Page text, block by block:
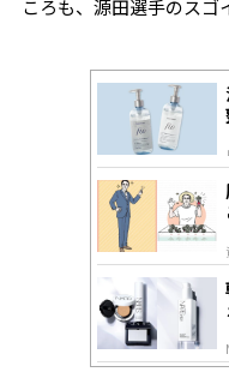
ころも、源田選手のスゴ